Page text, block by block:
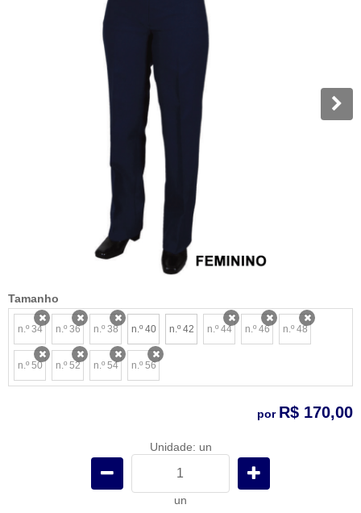
Tamanho
n.º 34
x n.º 36
x n.º 38
x n.º 40 n.º 42 n.º 44
x n.º 46
x n.º 48
x
n.º 50
x n.º 52
x n.º 54
x n.º 56
x
por R$ 170,00
Unidade: un
un